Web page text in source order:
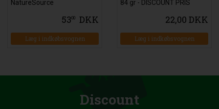
NatureSource
5300 DKK
Læg i indkøbsvognen
84 gr - DISCOUNT PRIS
22,00 DKK
Læg i indkøbsvognen
Discount